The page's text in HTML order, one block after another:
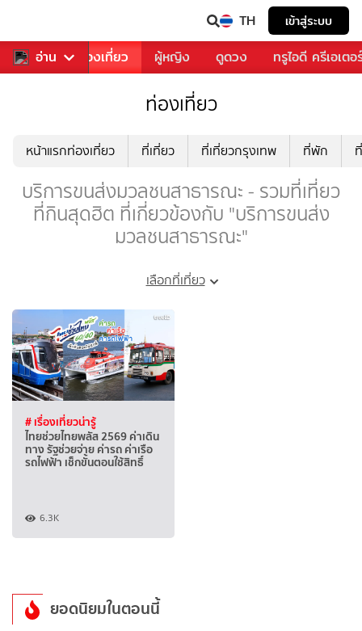
TH เข้าสู่ระบบ
อ่าน
อาหาร ท่องเที่ยว ผู้หญิง ดูดวง ทรูไอดี ครีเอเตอ
ท่องเที่ยว
หน้าแรกท่องเที่ยว ที่เที่ยว ที่เที่ยวกรุงเทพ ที่พัก
บริการขนส่งมวลชนสาธารณะ - รวมที่เที่ยว
ที่กินสุดฮิต ที่เกี่ยวข้องกับ "บริการขนส่ง
มวลชนสาธารณะ"
เลือกที่เที่ยว
# เรื่องเที่ยวน่ารู้
ไทยช่วยไทยพลัส 2569 ค่าเดิน
ทาง รัฐช่วยจ่าย ค่ารถ ค่าเรือ
รถไฟฟ้า เช็กขั้นตอนใช้สิทธิ์
6.3K
ยอดนิยมในตอนนี้